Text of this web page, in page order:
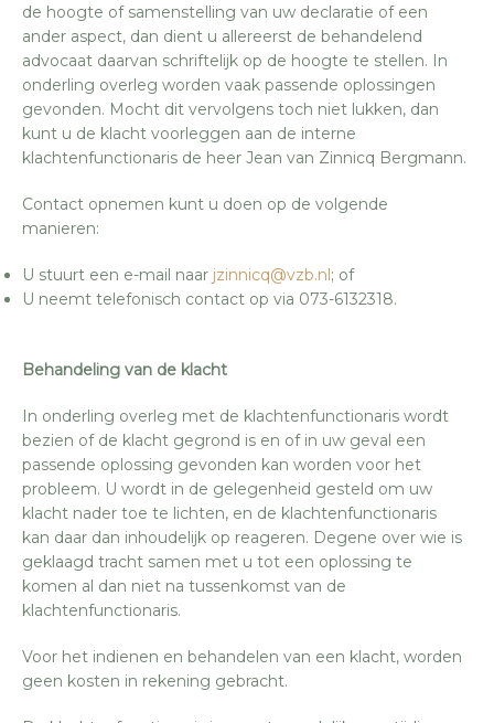
de hoogte of samenstelling van uw declaratie of een
ander aspect, dan dient u allereerst de behandelend
advocaat daarvan schriftelijk op de hoogte te stellen. In
onderling overleg worden vaak passende oplossingen
gevonden. Mocht dit vervolgens toch niet lukken, dan
kunt u de klacht voorleggen aan de interne
klachtenfunctionaris de heer Jean van Zinnicq Bergmann.
Contact opnemen kunt u doen op de volgende
manieren:
U stuurt een e-mail naar jzinnicq@vzb.nl ; of
U neemt telefonisch contact op via 073-6132318.
Behandeling van de klacht
In onderling overleg met de klachtenfunctionaris wordt
bezien of de klacht gegrond is en of in uw geval een
passende oplossing gevonden kan worden voor het
probleem. U wordt in de gelegenheid gesteld om uw
klacht nader toe te lichten, en de klachtenfunctionaris
kan daar dan inhoudelijk op reageren. Degene over wie is
geklaagd tracht samen met u tot een oplossing te
komen al dan niet na tussenkomst van de
klachtenfunctionaris.
Voor het indienen en behandelen van een klacht, worden
geen kosten in rekening gebracht.